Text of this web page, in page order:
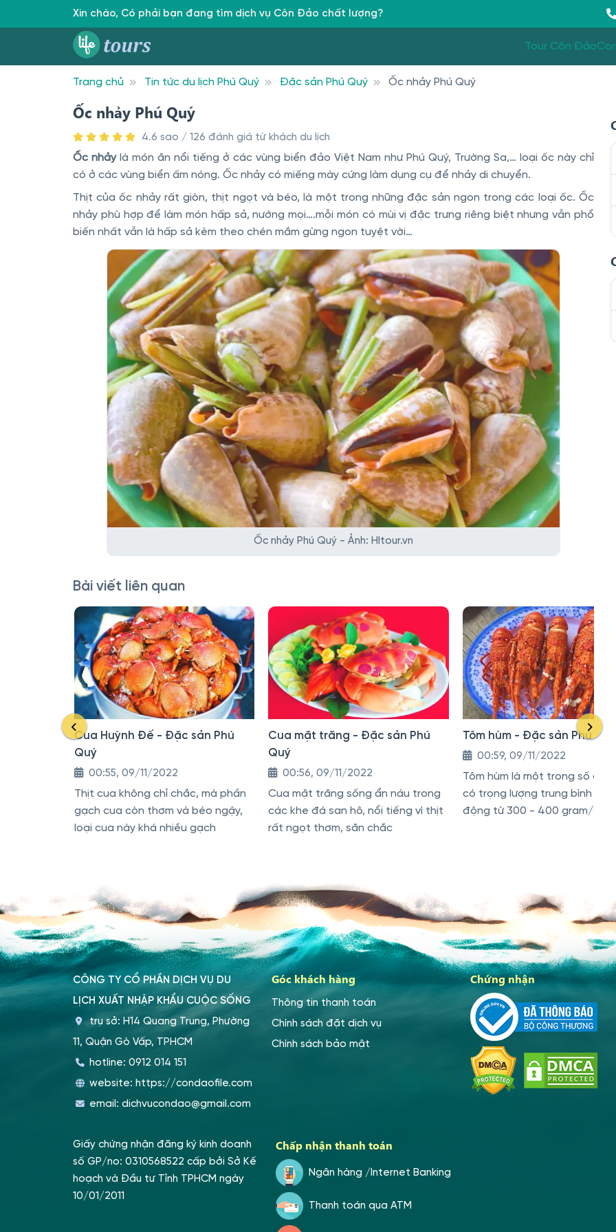
Xin chào, Có phải bạn đang tìm dịch vụ Côn Đảo chất lượng?
Tour Côn Đảo
Trang chủ Tin tức du lịch Phú Quý Đặc sản Phú Quý Ốc nhảy Phú Quý
Ốc nhảy Phú Quý
4.6 sao / 126 đánh giá từ khách du lịch
Ốc nhảylà món ăn nổi tiếng ở các vùng biển đảo Việt Nam như Phú Quý, Trường Sa,… loại ốc này chỉ
có ở các vùng biển ấm nóng. Ốc nhảy có miếng mày cứng làm dụng cụ để nhảy di chuyển.
Thịt của ốc nhảy rất giòn, thịt ngọt và béo, là một trong những đặc sản ngon trong các loại ốc. Ốc
nhảy phù hợp để làm món hấp sả, nướng mọi….mỗi món có mùi vị đặc trưng riêng biệt nhưng vẫn phổ
biến nhất vẫn là hấp sả kèm theo chén mắm gừng ngon tuyệt vời…
Ốc nhảy Phú Quý - Ảnh: HItour.vn
Bài viết liên quan
Cua Huỳnh Đế - Đặc sản Phú
Quý
00:55, 09/11/2022
Thịt cua không chỉ chắc, mà phần
gạch cua còn thơm và béo ngậy,
loại cua này khá nhiều gạch
Cua mặt trăng - Đặc sản Phú
Quý
00:56, 09/11/2022
Cua mặt trăng sống ẩn náu trong
các khe đá san hô, nổi tiếng vì thịt
rất ngọt thơm, săn chắc
Tôm hùm - Đặc sản Phú Quý
00:59, 09/11/2022
Tôm hùm là một trong số đó
có trọng lượng trung bình dao
động từ 300 - 400 gram/con.
CÔNG TY CỔ PHẦN DỊCH VỤ DU
LỊCH XUẤT NHẬP KHẨU CUỘC SỐNG
trụ sở: H14 Quang Trung, Phường
11, Quận Gò Vấp, TPHCM
hotline: 0912 014 151
website: https://condaofile.com
email: dichvucondao@gmail.com
Góc khách hàng
Thông tin thanh toán
Chính sách đặt dịch vụ
Chính sách bảo mật
Chứng nhận
Giấy chứng nhận đăng ký kinh doanh
số GP/no: 0310568522 cấp bởi Sở Kế
hoạch và Đầu tư Tỉnh TPHCM ngày
10/01/2011
Chấp nhận thanh toán
Ngân hàng /Internet Banking
Thanh toán qua ATM